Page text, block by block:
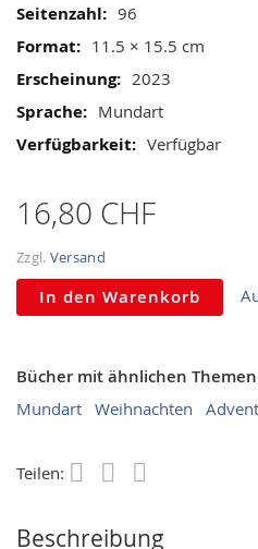
96
11.5 × 15.5 cm
2023
Mundart
Verfügbar
16,80 CHF
Zzgl. Versand
In den Warenkorb
Bücher mit ähnlichen
Mundart Weihnachten
Teilen:
Beschreibung